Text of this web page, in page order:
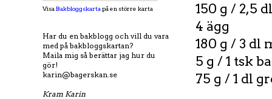
150 g / 2,5
4 ägg
180 g / 3 dl
5 g / 1 tsk
75 g / 1 dl
Visa Bakbloggskarta på en större karta
Har du en bakblogg och vill du vara
med på bakbloggskartan?
Maila mig så berättar jag hur du
gör!
karin@bagerskan.se
Kram Karin